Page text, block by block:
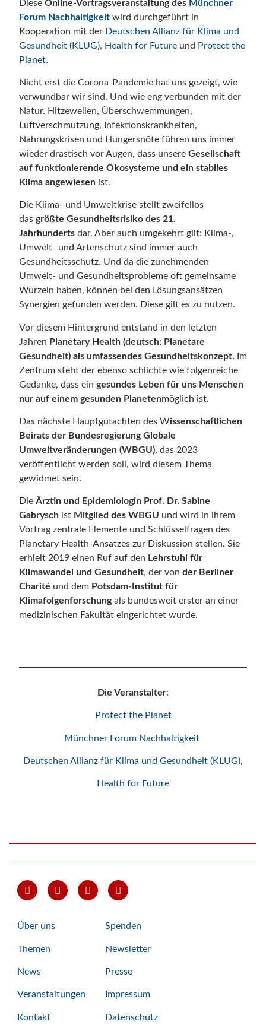
Diese Online-Vortragsveranstaltung des Münchner
Forum Nachhaltigkeit wird durchgeführt in
Kooperation mit der Deutschen Allianz für Klima und
Gesundheit (KLUG), Health for Future und Protect the
Planet.
Nicht erst die Corona-Pandemie hat uns gezeigt, wie
verwundbar wir sind. Und wie eng verbunden mit der
Natur. Hitzewellen, Überschwemmungen,
Luftverschmutzung, Infektionskrankheiten,
Nahrungskrisen und Hungersnöte führen uns immer
wieder drastisch vor Augen, dass unsere Gesellschaft
auf funktionierende Ökosysteme und ein stabiles
Klima angewiesen ist.
Die Klima- und Umweltkrise stellt zweifellos
das größte Gesundheitsrisiko des 21.
Jahrhunderts dar. Aber auch umgekehrt gilt: Klima-,
Umwelt- und Artenschutz sind immer auch
Gesundheitsschutz. Und da die zunehmenden
Umwelt- und Gesundheitsprobleme oft gemeinsame
Wurzeln haben, können bei den Lösungsansätzen
Synergien gefunden werden. Diese gilt es zu nutzen.
Vor diesem Hintergrund entstand in den letzten
Jahren Planetary Health (deutsch: Planetare
Gesundheit) als umfassendes Gesundheitskonzept. Im
Zentrum steht der ebenso schlichte wie folgenreiche
Gedanke, dass ein gesundes Leben für uns Menschen
nur auf einem gesunden Planetenmöglich ist.
Das nächste Hauptgutachten des Wissenschaftlichen
Beirats der Bundesregierung Globale
Umweltveränderungen (WBGU), das 2023
veröffentlicht werden soll, wird diesem Thema
gewidmet sein.
Die Ärztin und Epidemiologin Prof. Dr. Sabine
Gabrysch ist Mitglied des WBGU und wird in ihrem
Vortrag zentrale Elemente und Schlüsselfragen des
Planetary Health-Ansatzes zur Diskussion stellen. Sie
erhielt 2019 einen Ruf auf den Lehrstuhl für
Klimawandel und Gesundheit, der von der Berliner
Charité und dem Potsdam-Institut für
Klimafolgenforschungals bundesweit erster an einer
medizinischen Fakultät eingerichtet wurde.
Die Veranstalter:
Protect the Planet
Münchner Forum Nachhaltigkeit
Deutschen Allianz für Klima und Gesundheit (KLUG),
Health for Future
Über uns
Themen
News
Veranstaltungen
Kontakt
Spenden
Newsletter
Presse
Impressum
Datenschutz